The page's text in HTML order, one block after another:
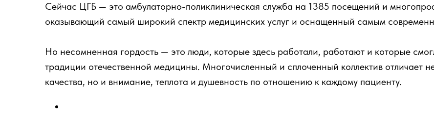
Сейчас ЦГБ — это амбулаторно-поликлиническая служба на 1385 посещений и
оказывающий самый широкий спектр медицинских услуг и оснащенный самым
Но несомненная гордость — это люди, которые здесь работали, работают и которые
традиции отечественной медицины. Многочисленный и сплоченный коллектив отличает
качества, но и внимание, теплота и душевность по отношению к каждому пациенту.